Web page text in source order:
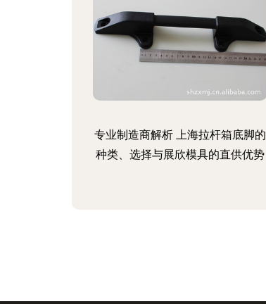
专业制造商解析 上海拉杆箱底脚的
种类、选择与展欣模具的直供优势